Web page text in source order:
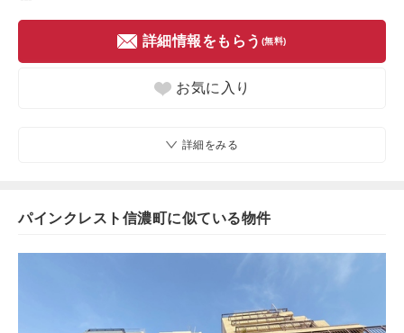
詳細情報をもらう (無料)
お気に入り
詳細をみる
パインクレスト信濃町に似ている物件